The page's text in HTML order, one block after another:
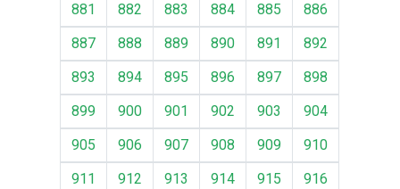
881
882 883 884 885
886
887
888 889 890 891
892
893
894 895 896 897
898
899
900 901 902 903
904
905
906 907 908 909
910
911
912 913 914 915
916